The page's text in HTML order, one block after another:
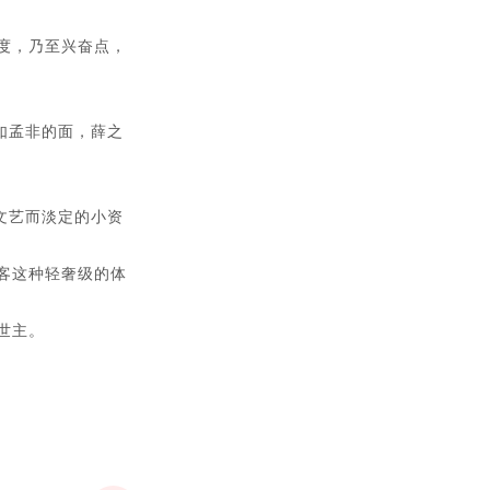
乃至兴奋点，
非的面，薛之
而淡定的小资
这种轻奢级的体
。